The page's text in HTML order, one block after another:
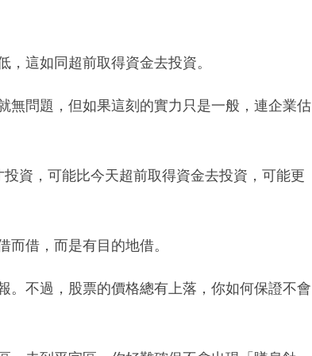
這如同超前取得資金去投資。
無問題，但如果這刻的實力只是一般，連企業估
資，可能比今天超前取得資金去投資，可能更
借，而是有目的地借。
。不過，股票的價格總有上落，你如何保證不會